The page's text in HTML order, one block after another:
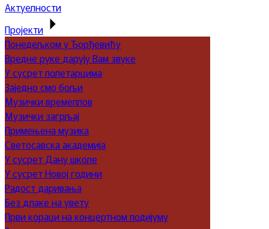
Актуелности
Пројекти
Понедељком у Ђорђевићу
Вредне руке дарују Вам звуке
У сусрет полетарцима
Заједно смо бољи
Музички времеплов
Музички загрљај
Примењена музика
Светосавска академија
У сусрет Дану школе
У сусрет Новој години
Радост даривања
Без длаке на увету
Први кораци на концертном подијуму